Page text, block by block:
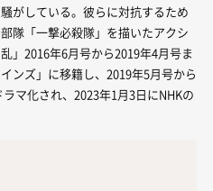
がしている。彼らに対抗するため
隊「一撃必殺隊」を描いたアクシ
」2016年6月号から2019年4月号ま
ンズ」に移籍し、2019年5月号から
マ化され、2023年1月3日にNHKの